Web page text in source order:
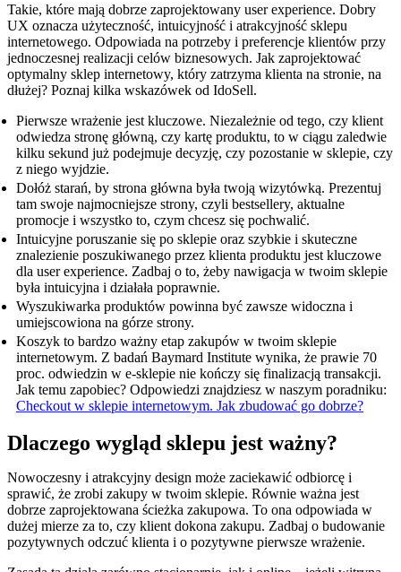
Takie, które mają dobrze zaprojektowany user experience. Dobry
UX oznacza użyteczność, intuicyjność i atrakcyjność sklepu
internetowego. Odpowiada na potrzeby i preferencje klientów przy
jednoczesnej realizacji celów biznesowych. Jak zaprojektować
optymalny sklep internetowy, który zatrzyma klienta na stronie, na
dłużej? Poznaj kilka wskazówek od IdoSell.
Pierwsze wrażenie jest kluczowe. Niezależnie od tego, czy klient
odwiedza stronę główną, czy kartę produktu, to w ciągu zaledwie
kilku sekund już podejmuje decyzję, czy pozostanie w sklepie, czy
z niego wyjdzie.
Dołóż starań, by strona główna była twoją wizytówką. Prezentuj
tam swoje najmocniejsze strony, czyli bestsellery, aktualne
promocje i wszystko to, czym chcesz się pochwalić.
Intuicyjne poruszanie się po sklepie oraz szybkie i skuteczne
znalezienie poszukiwanego przez klienta produktu jest kluczowe
dla user experience. Zadbaj o to, żeby nawigacja w twoim sklepie
była intuicyjna i działała poprawnie.
Wyszukiwarka produktów powinna być zawsze widoczna i
umiejscowiona na górze strony.
Koszyk to bardzo ważny etap zakupów w twoim sklepie
internetowym. Z badań Baymard Institute wynika, że prawie 70
proc. odwiedzin w e-sklepie nie kończy się finalizacją transakcji.
Jak temu zapobiec? Odpowiedzi znajdziesz w naszym poradniku:
Checkout w sklepie internetowym. Jak zbudować go dobrze?
Dlaczego wygląd sklepu jest ważny?
Nowoczesny i atrakcyjny design może zaciekawić odbiorcę i
sprawić, że zrobi zakupy w twoim sklepie. Równie ważna jest
dobrze zaprojektowana ścieżka zakupowa. To ona odpowiada w
dużej mierze za to, czy klient dokona zakupu. Zadbaj o budowanie
pozytywnych odczuć klienta i o pozytywne pierwsze wrażenie.